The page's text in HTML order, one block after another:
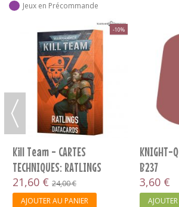
Jeux en Précommande
-10%
Kill Team - CARTES
TECHNIQUES: RATLINGS
(FRANCAIS)
21,60 € 24,00 €
AJOUTER AU PANIER
KNIGHT-
B237
3,60 €